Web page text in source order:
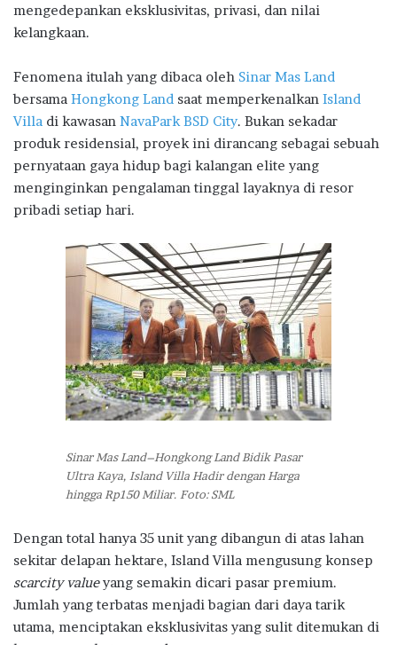
mengedepankan eksklusivitas, privasi, dan nilai
kelangkaan.
Fenomena itulah yang dibaca oleh Sinar Mas Land
bersama Hongkong Land saat memperkenalkan Island
Villa di kawasan NavaPark BSD City. Bukan sekadar
produk residensial, proyek ini dirancang sebagai sebuah
pernyataan gaya hidup bagi kalangan elite yang
menginginkan pengalaman tinggal layaknya di resor
pribadi setiap hari.
Sinar Mas Land–Hongkong Land Bidik Pasar
Ultra Kaya, Island Villa Hadir dengan Harga
hingga Rp150 Miliar. Foto: SML
Dengan total hanya 35 unit yang dibangun di atas lahan
sekitar delapan hektare, Island Villa mengusung konsep
scarcity valueyang semakin dicari pasar premium.
Jumlah yang terbatas menjadi bagian dari daya tarik
utama, menciptakan eksklusivitas yang sulit ditemukan di